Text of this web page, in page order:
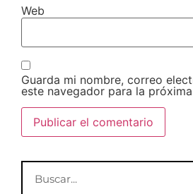
Web
Guarda mi nombre, correo
este navegador para la